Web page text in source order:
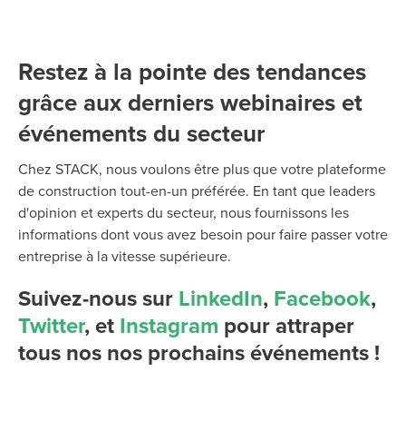
Restez à la pointe des tendances
grâce aux derniers webinaires et
événements du secteur
Chez STACK, nous voulons être plus que votre plateforme
de construction tout-en-un préférée. En tant que leaders
d'opinion et experts du secteur, nous fournissons les
informations dont vous avez besoin pour faire passer votre
entreprise à la vitesse supérieure.
Suivez-nous sur LinkedIn, Facebook,
Twitter, et Instagram pour attraper
tous nos nos prochains événements !